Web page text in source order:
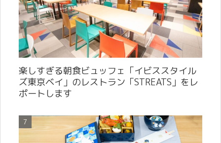
楽しすぎる朝食ビュッフェ「イビススタイル
ズ東京ベイ」のレストラン「STREATS」をレ
ポートします